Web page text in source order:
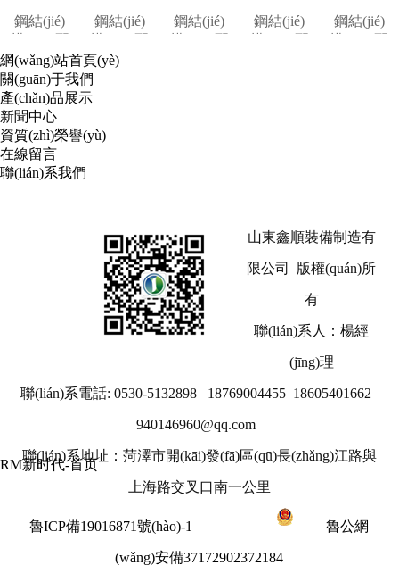
鋼結(jié)
件
鋼結(jié)
件
鋼結(jié)
鋼結(jié)
鋼結(jié)
網(wǎng)站首頁(yè)
關(guān)于我們
產(chǎn)品展示
新聞中心
資質(zhì)榮譽(yù)
在線留言
聯(lián)系我們
山東鑫順裝備制造有
限公司 版權(quán)所
有
聯(lián)系人：楊經
(jīng)理
聯(lián)系電話: 0530-5132898 18769004455 18605401662
940146960@qq.com
聯(lián)系地址：菏澤市開(kāi)發(fā)區(qū)長(zhǎng)江路與
上海路交叉口南一公里
魯ICP備19016871號(hào)-1 魯公網
(wǎng)安備37172902372184
RM新时代-首页